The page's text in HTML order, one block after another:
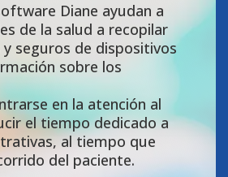
Diane ayudan a
de la salud a recopilar
seguros de dispositivos
sobre los
en la atención al
el tiempo dedicado a
al tiempo que
del paciente.